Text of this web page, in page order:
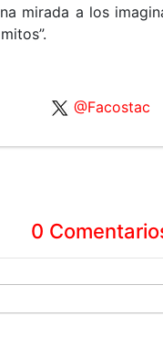
mirada a los
@Facostac
0